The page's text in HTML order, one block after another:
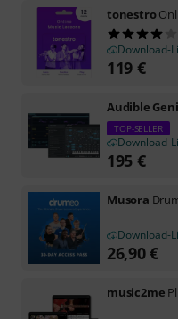
tonestro
Download-
119 €
Audible
TOP-SELLER
Download-
195 €
Musora
Download-
26,90€
music2me